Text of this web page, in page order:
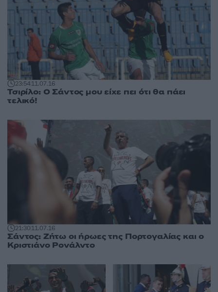
23:5411.07.16
Τσιρίλο: Ο Σάντος μου είχε πει ότι θα πάει
τελικό!
21:3011.07.16
Σάντος: Ζήτω οι ήρωες της Πορτογαλίας και ο
Κριστιάνο Ρονάλντο